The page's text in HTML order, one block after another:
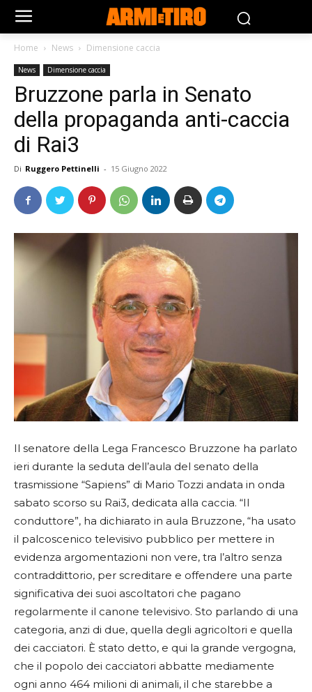
Home News Dimensione caccia
News Dimensione caccia
Bruzzone parla in Senato
della propaganda anti-caccia
di Rai3
Di Ruggero Pettinelli - 15 Giugno 2022
Il senatore della Lega Francesco Bruzzone ha parlato
ieri durante la seduta dell’aula del senato della
trasmissione “Sapiens” di Mario Tozzi andata in onda
sabato scorso su Rai3, dedicata alla caccia. “Il
conduttore”, ha dichiarato in aula Bruzzone, “ha usato
il palcoscenico televisivo pubblico per mettere in
evidenza argomentazioni non vere, tra l’altro senza
contraddittorio, per screditare e offendere una parte
significativa dei suoi ascoltatori che pagano
regolarmente il canone televisivo. Sto parlando di una
categoria, anzi di due, quella degli agricoltori e quella
dei cacciatori. È stato detto, e qui la grande vergogna,
che il popolo dei cacciatori abbatte mediamente
ogni anno 464 milioni di animali, il che starebbe a